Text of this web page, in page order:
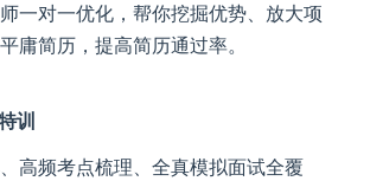
一对一优化，帮你挖掘优势、放大项
庸简历，提高简历通过率。
训
高频考点梳理、全真模拟面试全覆